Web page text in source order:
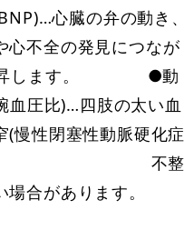
心臓の弁の動き、
心不全の発見につなが
上昇します。 ●動
血圧比)…四肢の太い血
(慢性閉塞性動脈硬化症
す。 不整
合があります。